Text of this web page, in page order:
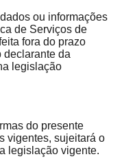
ou informações
de Serviços de
fora do prazo
declarante da
legislação
do presente
vigentes, sujeitará o
legislação vigente.